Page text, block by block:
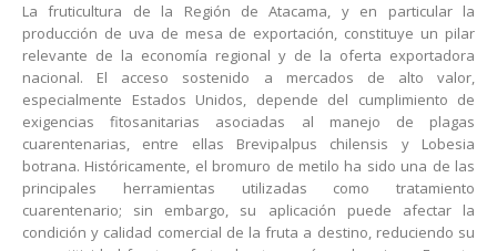
La fruticultura de la Región de Atacama, y en particular la
producción de uva de mesa de exportación, constituye un pilar
relevante de la economía regional y de la oferta exportadora
nacional. El acceso sostenido a mercados de alto valor,
especialmente Estados Unidos, depende del cumplimiento de
exigencias fitosanitarias asociadas al manejo de plagas
cuarentenarias, entre ellas Brevipalpus chilensis y Lobesia
botrana. Históricamente, el bromuro de metilo ha sido una de las
principales herramientas utilizadas como tratamiento
cuarentenario; sin embargo, su aplicación puede afectar la
condición y calidad comercial de la fruta a destino, reduciendo su